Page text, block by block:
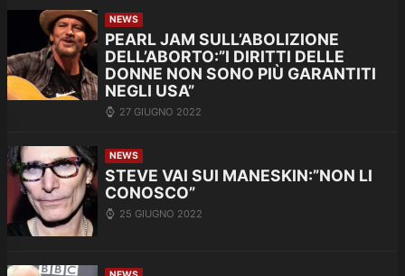
NEWS
PEARL JAM SULL’ABOLIZIONE
DELL’ABORTO:”I DIRITTI DELLE
DONNE NON SONO PIÙ GARANTITI
NEGLI USA”
27 GIUGNO 2022
NEWS
STEVE VAI SUI MANESKIN:”NON LI
CONOSCO”
25 GIUGNO 2022